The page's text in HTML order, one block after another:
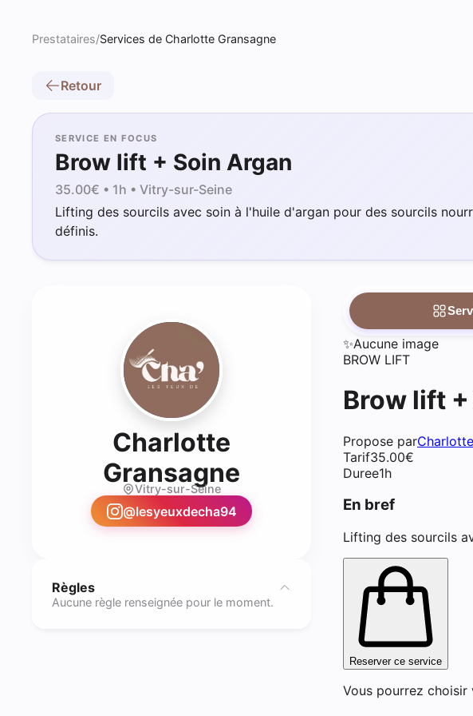
Prestataires/Services de Charlotte Gransagne
Retour
SERVICE EN FOCUS
Brow lift + Soin Argan
35.00€ • 1h • Vitry-sur-Seine
Lifting des sourcils avec soin à l'huile d'argan pour des sourcils
définis.
Charlotte
Gransagne - Lash tech
Vitry-sur-Seine
@lesyeuxdecha94
Règles
Aucune règle renseignée pour le moment.
✨Aucune image
BROW LIFT
Brow lift
Propose par
Tarif35.00€
Duree1h
En bref
Lifting des sourcils
Reserver ce service
Vous pourrez